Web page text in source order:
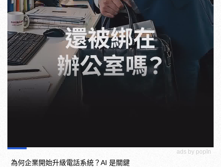
ads by popIn
為何企業開始升級電話系統？AI 是關鍵